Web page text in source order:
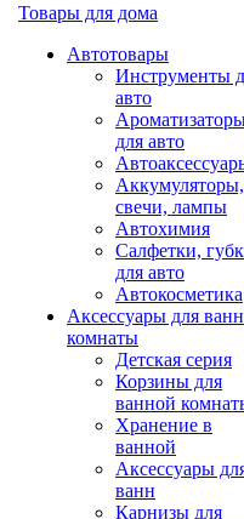
Товары для дома
Автотовары
Инструменты
авто
для авто
Аккумуляторы,
свечи, лампы
Автохимия
Салфетки,
для авто
Автокосметика
Аксессуары для
комнаты
Детская серия
Корзины для
ванной
Хранение в
ванной
Аксессуары
ванн
Карнизы для